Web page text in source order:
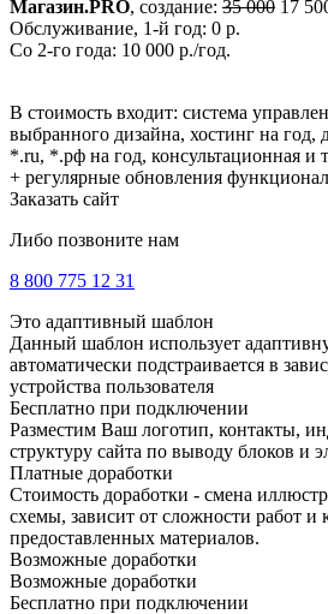
Магазин.PRO, создание: 35 000 17
Обслуживание, 1-й год: 0 р.
Со 2-го года: 10 000 р./год.
В стоимость входит: система
выбранного дизайна, хостинг на год,
*.ru, *.рф на год, консультационная и
+ регулярные обновления
Заказать сайт
Либо позвоните нам
8 800 775 12 31
Это адаптивный шаблон
Данный шаблон использует
автоматически подстраивается в
устройства пользователя
Бесплатно при подключении
Разместим Ваш логотип, контакты,
структуру сайта по выводу блоков и
Платные доработки
Стоимость доработки - смена
схемы, зависит от сложности работ и
предоставленных материалов.
Возможные доработки
Возможные доработки
Бесплатно при подключении